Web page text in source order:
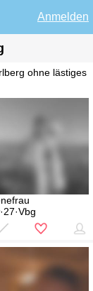
Anmelden
ohne lästiges